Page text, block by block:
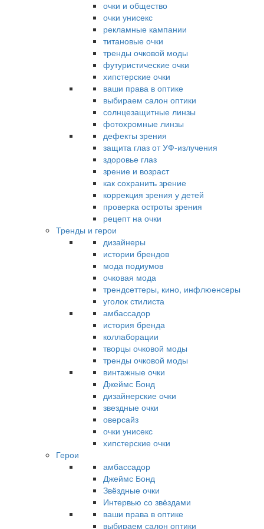
очки и общество
очки унисекс
рекламные кампании
титановые очки
тренды очковой моды
футуристические очки
хипстерские очки
ваши права в оптике
выбираем салон оптики
солнцезащитные линзы
фотохромные линзы
дефекты зрения
защита глаз от УФ-излучения
здоровье глаз
зрение и возраст
как сохранить зрение
коррекция зрения у детей
проверка остроты зрения
рецепт на очки
Тренды и герои
дизайнеры
истории брендов
мода подиумов
очковая мода
трендсеттеры, кино, инфлюенсеры
уголок стилиста
амбассадор
история бренда
коллаборации
творцы очковой моды
тренды очковой моды
винтажные очки
Джеймс Бонд
дизайнерские очки
звездные очки
оверсайз
очки унисекс
хипстерские очки
Герои
амбассадор
Джеймс Бонд
Звёздные очки
Интервью со звёздами
ваши права в оптике
выбираем салон оптики